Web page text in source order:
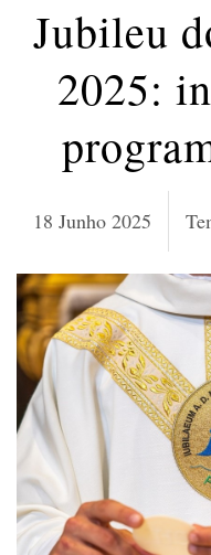
Jubileu
2025:
18 Junho 2025